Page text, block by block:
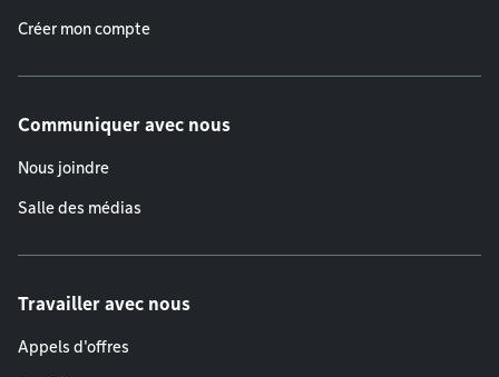
Créer mon compte
Communiquer avec nous
Nous joindre
Salle des médias
Travailler avec nous
Appels d'offres